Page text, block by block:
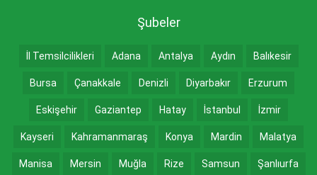
Şubeler
İl Temsilcilikleri Adana Antalya Aydın Balıkesir
Bursa Çanakkale Denizli Diyarbakır Erzurum
Eskişehir Gaziantep Hatay İstanbul İzmir
Kayseri Kahramanmaraş Konya Mardin Malatya
Manisa Mersin Muğla Rize Samsun Şanlıurfa